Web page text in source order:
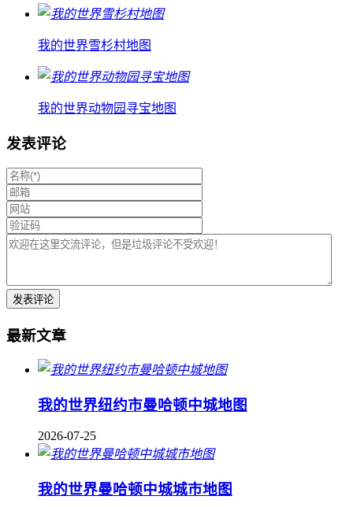
我的世界雪杉村地图
我的世界动物园寻宝地图
发表评论
最新文章
我的世界纽约市曼哈顿中城地图
2026-07-25
我的世界曼哈顿中城城市地图